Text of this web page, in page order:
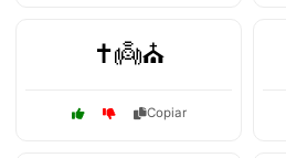
✝️👼⛪
Copiar